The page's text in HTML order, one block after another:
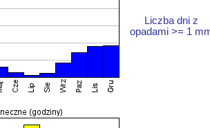
Liczba dni z
opadami >= 1